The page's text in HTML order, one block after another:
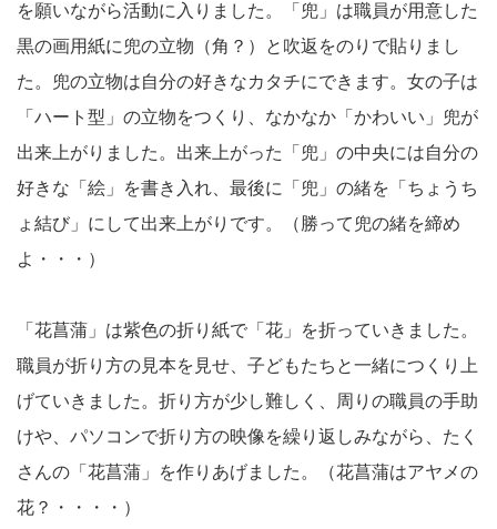
を願いながら活動に入りました。「兜」は職員が用意した
黒の画用紙に兜の立物（角？）と吹返をのりで貼りまし
た。兜の立物は自分の好きなカタチにできます。女の子は
「ハート型」の立物をつくり、なかなか「かわいい」兜が
出来上がりました。出来上がった「兜」の中央には自分の
好きな「絵」を書き入れ、最後に「兜」の緒を「ちょうち
ょ結び」にして出来上がりです。（勝って兜の緒を締め
よ・・・）
「花菖蒲」は紫色の折り紙で「花」を折っていきました。
職員が折り方の見本を見せ、子どもたちと一緒につくり上
げていきました。折り方が少し難しく、周りの職員の手助
けや、パソコンで折り方の映像を繰り返しみながら、たく
さんの「花菖蒲」を作りあげました。（花菖蒲はアヤメの
花？・・・・）